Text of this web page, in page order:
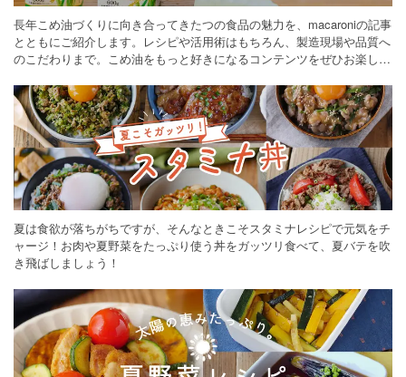
長年こめ油づくりに向き合ってきたつの食品の魅力を、macaroniの記事
とともにご紹介します。レシピや活用術はもちろん、製造現場や品質へ
のこだわりまで。こめ油をもっと好きになるコンテンツをぜひお楽しみ
夏は食欲が落ちがちですが、そんなときこそスタミナレシピで元気をチ
ャージ！お肉や夏野菜をたっぷり使う丼をガッツリ食べて、夏バテを吹
き飛ばしましょう！